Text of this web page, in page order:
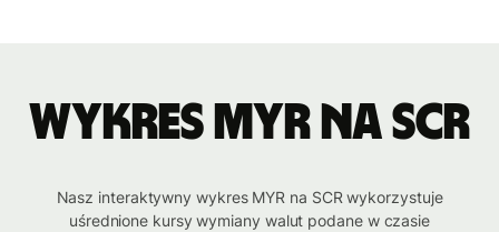
Wykres MYR na SCR
Nasz interaktywny wykres MYR na SCR wykorzystuje
uśrednione kursy wymiany walut podane w czasie